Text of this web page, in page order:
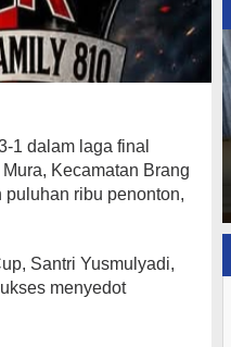
1 dalam laga final
Kecamatan Brang
puluhan ribu penonton,
Santri Yusmulyadi,
menyedot
1 Muharram 1448 H
KSB, Politik, SOSOK |
Juni 16,